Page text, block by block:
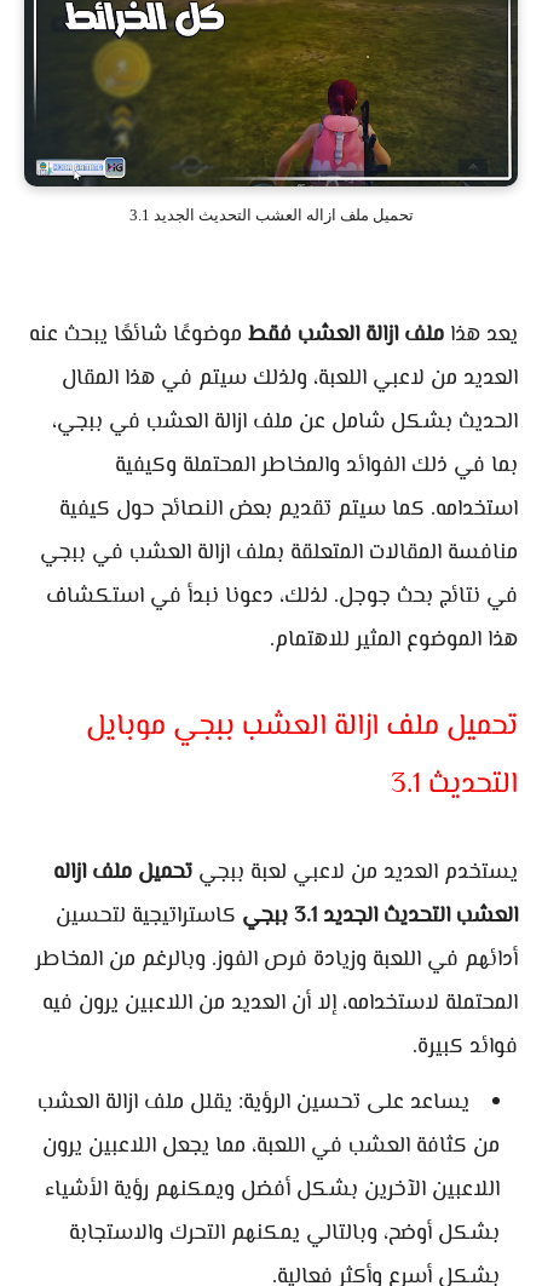
تحميل ملف ازاله العشب التحديث الجديد 3.1
يعد هذا ملف ازالة العشب فقط موضوعًا شائعًا يبحث عنه
العديد من لاعبي اللعبة، ولذلك سيتم في هذا المقال
الحديث بشكل شامل عن ملف ازالة العشب في ببجي،
بما في ذلك الفوائد والمخاطر المحتملة وكيفية
استخدامه. كما سيتم تقديم بعض النصائح حول كيفية
منافسة المقالات المتعلقة بملف ازالة العشب في ببجي
في نتائج بحث جوجل. لذلك، دعونا نبدأ في استكشاف
هذا الموضوع المثير للاهتمام.
تحميل ملف ازالة العشب ببجي موبايل
التحديث 3.1
يستخدم العديد من لاعبي لعبة ببجي تحميل ملف ازاله
العشب التحديث الجديد 3.1 ببجي
كاستراتيجية لتحسين
أدائهم في اللعبة وزيادة فرص الفوز. وبالرغم من المخاطر
المحتملة لاستخدامه، إلا أن العديد من اللاعبين يرون فيه
فوائد كبيرة.
يساعد على تحسين الرؤية: يقلل ملف ازالة العشب
من كثافة العشب في اللعبة، مما يجعل اللاعبين يرون
اللاعبين الآخرين بشكل أفضل ويمكنهم رؤية الأشياء
بشكل أوضح، وبالتالي يمكنهم التحرك والاستجابة
بشكل أسرع وأكثر فعالية.